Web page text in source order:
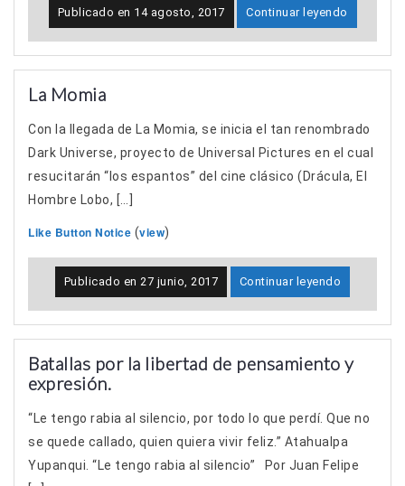
Publicado en 14 agosto, 2017 Continuar leyendo
La Momia
Con la llegada de La Momia, se inicia el tan renombrado
Dark Universe, proyecto de Universal Pictures en el cual
resucitarán “los espantos” del cine clásico (Drácula, El
Hombre Lobo, […]
Like Button Notice (view)
Publicado en27 junio, 2017 Continuar leyendo
Batallas por la libertad de pensamiento y
expresión.
“Le tengo rabia al silencio, por todo lo que perdí. Que no
se quede callado, quien quiera vivir feliz.” Atahualpa
Yupanqui. “Le tengo rabia al silencio” Por Juan Felipe